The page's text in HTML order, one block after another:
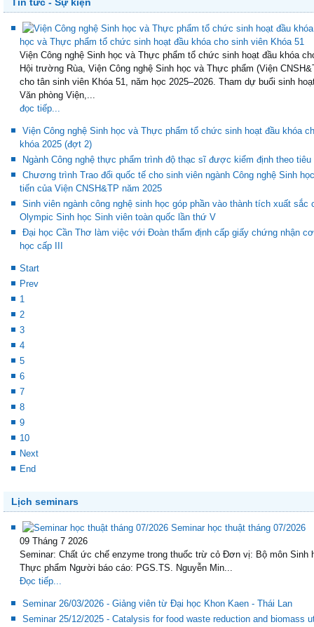
Tin tức - Sự kiện
học và Thực phẩm tổ chức sinh hoạt đầu khóa cho sinh viên Khóa 51
Viện Công nghệ Sinh học và Thực phẩm tổ chức sinh hoạt đầu khóa
Hội trường Rùa, Viện Công nghệ Sinh học và Thực phẩm (Viện
cho tân sinh viên Khóa 51, năm học 2025–2026. Tham dự buổi sinh
Văn phòng Viện,...
Viện Công nghệ Sinh học và Thực phẩm tổ chức sinh hoạt đầu khóa
khóa 2025 (đợt 2)
Ngành Công nghệ thực phẩm trình độ thạc sĩ được kiểm định theo tiêu
Chương trình Trao đổi quốc tế cho sinh viên ngành Công nghệ Sinh
tiến của Viện CNSH&TP năm 2025
Sinh viên ngành công nghệ sinh học góp phần vào thành tích xuất
Olympic Sinh học Sinh viên toàn quốc lần thứ V
Đại học Cần Thơ làm việc với Đoàn thẩm định cấp giấy chứng nhận
Start
Prev
1
2
3
4
5
6
7
8
9
10
Next
Lịch seminars
09 Tháng 7 2026
Seminar: Chất ức chế enzyme trong thuốc trừ cỏ Đơn vị: Bộ môn
Thực phẩm Người báo cáo: PGS.TS. Nguyễn Min...
Seminar 26/03/2026 - Giảng viên từ Đại học Khon Kaen - Thái Lan